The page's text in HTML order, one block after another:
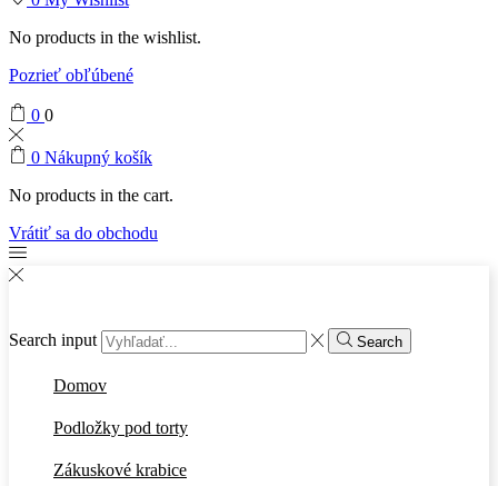
No products in the wishlist.
Pozrieť obľúbené
0 0
0 Nákupný košík
No products in the cart.
Vrátiť sa do obchodu
Search input Search
Domov
Podložky pod torty
Zákuskové krabice